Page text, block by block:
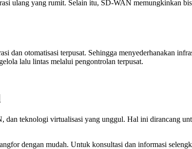
ulang yang rumit. Selain itu, SD-WAN memungkinkan
dan otomatisasi terpusat. Sehingga menyederhanakan
lalu lintas melalui pengontrolan terpusat.
teknologi virtualisasi yang unggul. Hal ini dirancang
dengan mudah. Untuk konsultasi dan informasi